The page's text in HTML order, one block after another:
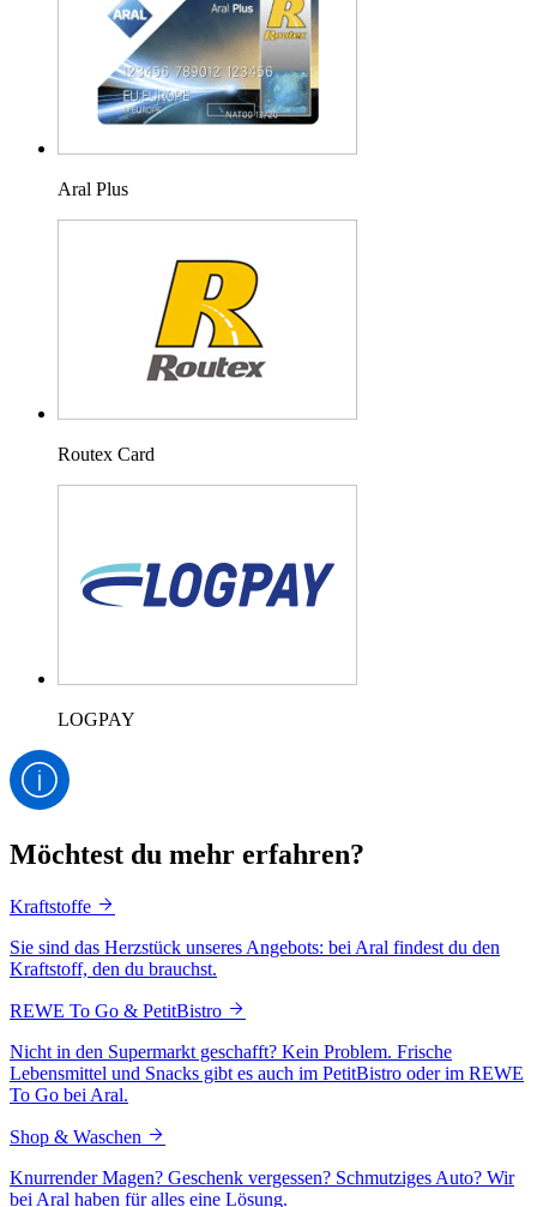
Aral Plus
Routex Card
LOGPAY
Möchtest du mehr erfahren?
Kraftstoffe
Sie sind das Herzstück unseres Angebots: bei Aral findest du den
Kraftstoff, den du brauchst.
REWE To Go & PetitBistro
Nicht in den Supermarkt geschafft? Kein Problem. Frische
Lebensmittel und Snacks gibt es auch im PetitBistro oder im REWE
To Go bei Aral.
Shop & Waschen
Knurrender Magen? Geschenk vergessen? Schmutziges Auto? Wir
bei Aral haben für alles eine Lösung.